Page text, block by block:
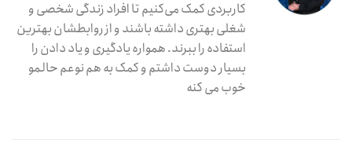
کاربردی کمک می‌کنیم تا افراد زندگی شخصی و
شغلی بهتری داشته باشند و از روابطشان بهترین
استفاده را ببرند. همواره یادگیری و یاد دادن را
بسیار دوست داشتم و کمک به هم نوعم حالمو
خوب می کنه